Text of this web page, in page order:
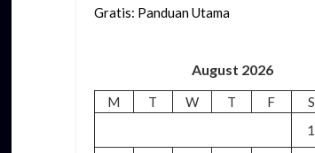
Gratis: Panduan Utama
August 2026
M T W T F S
1